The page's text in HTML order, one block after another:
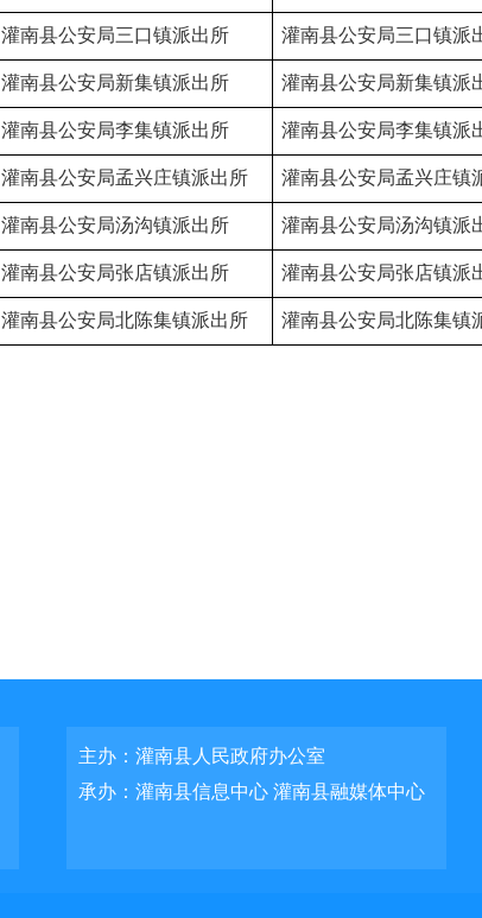
灌南县公安局三口镇派出所 灌南县公安局三口镇派
灌南县公安局新集镇派出所 灌南县公安局新集镇派
灌南县公安局李集镇派出所 灌南县公安局李集镇派
灌南县公安局孟兴庄镇派出所 灌南县公安局孟兴庄镇
灌南县公安局汤沟镇派出所 灌南县公安局汤沟镇派
灌南县公安局张店镇派出所 灌南县公安局张店镇派
灌南县公安局北陈集镇派出所 灌南县公安局北陈集镇
主办：灌南县人民政府办公室
承办：灌南县信息中心 灌南县融媒体中心